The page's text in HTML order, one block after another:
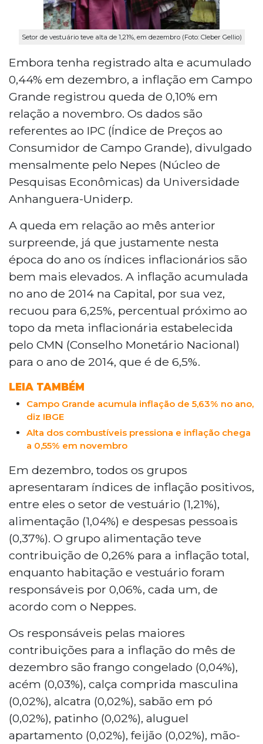
Setor de vestuário teve alta de 1,21%, em dezembro (Foto: Cleber Gellio)
Embora tenha registrado alta e acumulado
0,44% em dezembro, a inflação em Campo
Grande registrou queda de 0,10% em
relação a novembro. Os dados são
referentes ao IPC (Índice de Preços ao
Consumidor de Campo Grande), divulgado
mensalmente pelo Nepes (Núcleo de
Pesquisas Econômicas) da Universidade
Anhanguera-Uniderp.
A queda em relação ao mês anterior
surpreende, já que justamente nesta
época do ano os índices inflacionários são
bem mais elevados. A inflação acumulada
no ano de 2014 na Capital, por sua vez,
recuou para 6,25%, percentual próximo ao
topo da meta inflacionária estabelecida
pelo CMN (Conselho Monetário Nacional)
para o ano de 2014, que é de 6,5%.
LEIA TAMBÉM
Campo Grande acumula inflação de 5,63% no ano,
diz IBGE
Alta dos combustíveis pressiona e inflação chega
a 0,55% em novembro
Em dezembro, todos os grupos
apresentaram índices de inflação positivos,
entre eles o setor de vestuário (1,21%),
alimentação (1,04%) e despesas pessoais
(0,37%). O grupo alimentação teve
contribuição de 0,26% para a inflação total,
enquanto habitação e vestuário foram
responsáveis por 0,06%, cada um, de
acordo com o Neppes.
Os responsáveis pelas maiores
contribuições para a inflação do mês de
dezembro são frango congelado (0,04%),
acém (0,03%), calça comprida masculina
(0,02%), alcatra (0,02%), sabão em pó
(0,02%), patinho (0,02%), aluguel
apartamento (0,02%), feijão (0,02%), mão-